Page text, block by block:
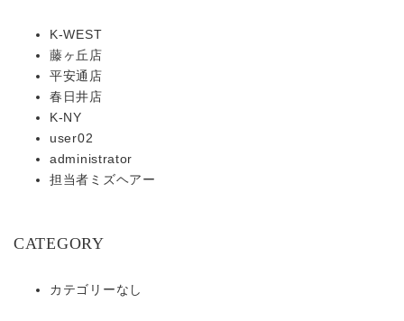
K-WEST
藤ヶ丘店
平安通店
春日井店
K-NY
user02
administrator
担当者ミズヘアー
CATEGORY
カテゴリーなし